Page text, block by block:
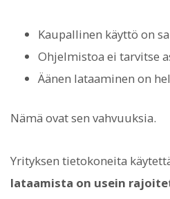
Kaupallinen käyttö on
Ohjelmistoa ei tarvitse
Äänen lataaminen on
Nämä ovat sen vahvuuksia.
Yrityksen tietokoneita
lataamista on usein